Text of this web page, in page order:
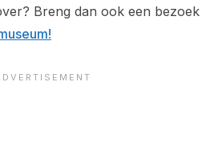
Breng dan ook een bezoek